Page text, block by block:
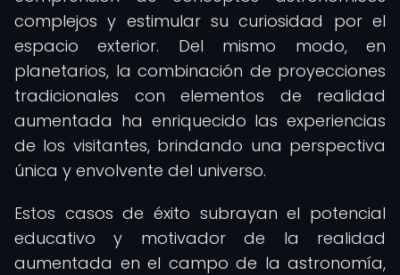
complejos y estimular su curiosidad por el
espacio exterior. Del mismo modo, en
planetarios, la combinación de proyecciones
tradicionales con elementos de realidad
aumentada ha enriquecido las experiencias
de los visitantes, brindando una perspectiva
única y envolvente del universo.
Estos casos de éxito subrayan el potencial
educativo y motivador de la realidad
aumentada en el campo de la astronomía,